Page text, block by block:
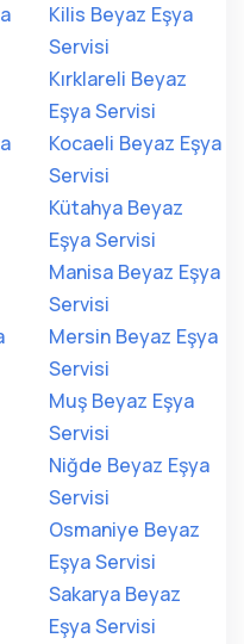
Kilis Beyaz Eşya
Servisi
Kırklareli Beyaz
Eşya Servisi
Kocaeli Beyaz Eşya
Servisi
Kütahya Beyaz
Eşya Servisi
Manisa Beyaz Eşya
Servisi
Mersin Beyaz Eşya
Servisi
Muş Beyaz Eşya
Servisi
Niğde Beyaz Eşya
Servisi
Osmaniye Beyaz
Eşya Servisi
Sakarya Beyaz
Eşya Servisi